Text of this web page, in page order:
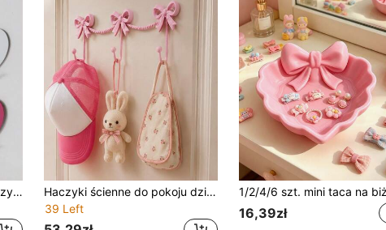
6 szt. samoprzylepnych haczyków ściennych w kształcie serca, wodoodporne, bez wiercenia, dekoracyjne haczyki na ręczniki, torby i klucze, do sypialni, łazienki i kuchni
Haczyki ścienne do pokoju dziecięcego z kokardką – wiszący organizer w stylu księżniczki, do przechowywania akcesoriów do włosów, śliniaków, czapek i torebek, dekoracja ścienna do pokoju dziecięcego
39 Left
16,39zł